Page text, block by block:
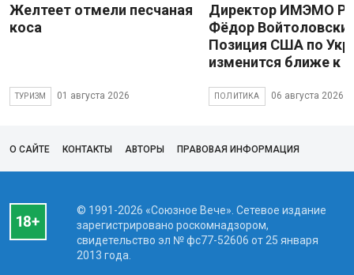
Желтеет отмели песчаная
коса
ТУРИЗМ 01 августа 2026
Директор ИМЭМО
Фёдор
Позиция США по
изменится ближе к
ПОЛИТИКА 06 августа 2026
О САЙТЕ КОНТАКТЫ АВТОРЫ ПРАВОВАЯ ИНФОРМАЦИЯ
© 1991-2026 «Союзное Вече». Сетевое издание
зарегистрировано роскомнадзором,
свидетельство эл № фc77-52606 от 25 января
2013 года.